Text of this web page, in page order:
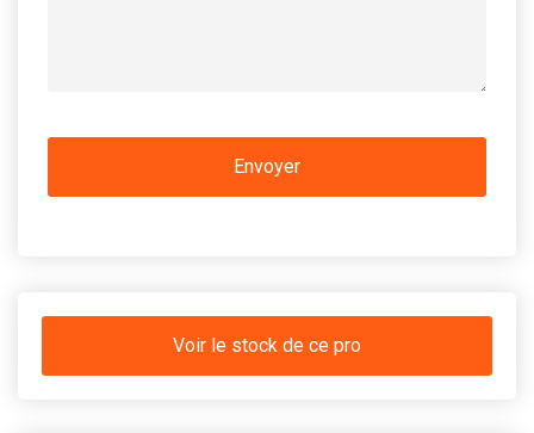
Voir le stock de ce pro